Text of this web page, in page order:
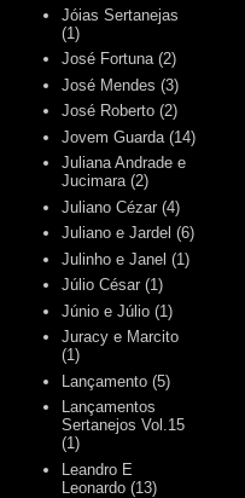
Jóias Sertanejas
(1)
José Fortuna (2)
José Mendes (3)
José Roberto (2)
Jovem Guarda (14)
Juliana Andrade e
Jucimara (2)
Juliano Cézar (4)
Juliano e Jardel (6)
Julinho e Janel (1)
Júlio César (1)
Júnio e Júlio (1)
Juracy e Marcito
(1)
Lançamento (5)
Lançamentos
Sertanejos Vol.15
(1)
Leandro E
Leonardo (13)